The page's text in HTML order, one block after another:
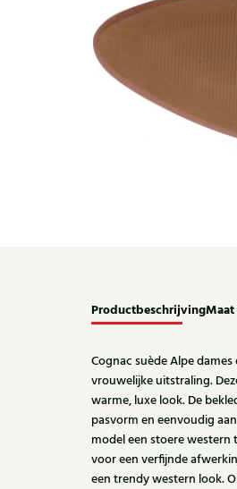
Productbeschrijving
Cognac suède Alpe
vrouwelijke uitstraling.
warme, luxe look. De
pasvorm en eenvoudig
model een stoere
voor een verfijnde
een trendy western look.